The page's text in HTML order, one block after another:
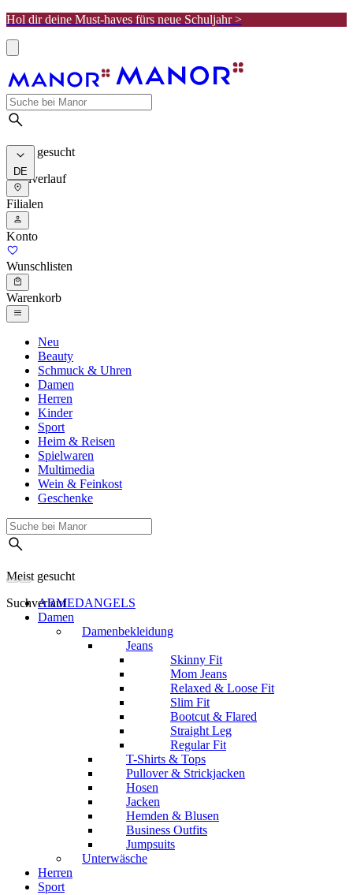
Hol dir deine Must-haves fürs neue Schuljahr >
Meist gesucht
Suchverlauf
DE
Filialen
Konto
Wunschlisten
Warenkorb
Neu
Beauty
Schmuck & Uhren
Damen
Herren
Kinder
Sport
Heim & Reisen
Spielwaren
Multimedia
Wein & Feinkost
Geschenke
Meist gesucht
SuchverlaufARMEDANGELS
Damen
Damenbekleidung
Jeans
Skinny Fit
Mom Jeans
Relaxed & Loose Fit
Slim Fit
Bootcut & Flared
Straight Leg
Regular Fit
T-Shirts & Tops
Pullover & Strickjacken
Hosen
Jacken
Hemden & Blusen
Business Outfits
Jumpsuits
Unterwäsche
Herren
Sport